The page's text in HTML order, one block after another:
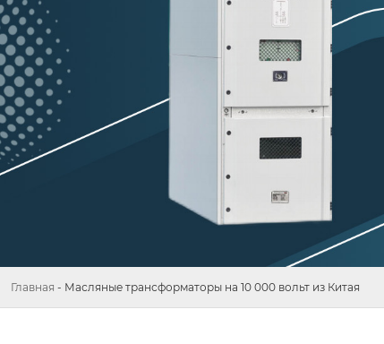
Главная - Масляные трансформаторы на 10 000 вольт из Китая